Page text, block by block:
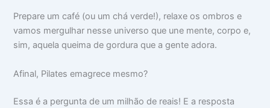
Prepare um café (ou um chá verde!), relaxe os ombros e
vamos mergulhar nesse universo que une mente, corpo e,
sim, aquela queima de gordura que a gente adora.
Afinal, Pilates emagrece mesmo?
Essa é a pergunta de um milhão de reais! E a resposta